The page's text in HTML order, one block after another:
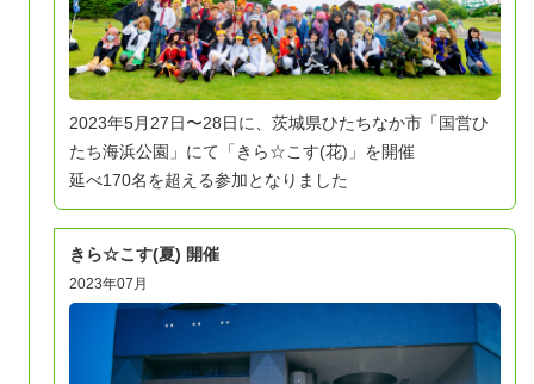
2023年5月27日〜28日に、茨城県ひたちなか市「国営ひ
たち海浜公園」にて「きら☆こす(花)」を開催
延べ170名を超える参加となりました
きら☆こす(夏) 開催
2023年07月